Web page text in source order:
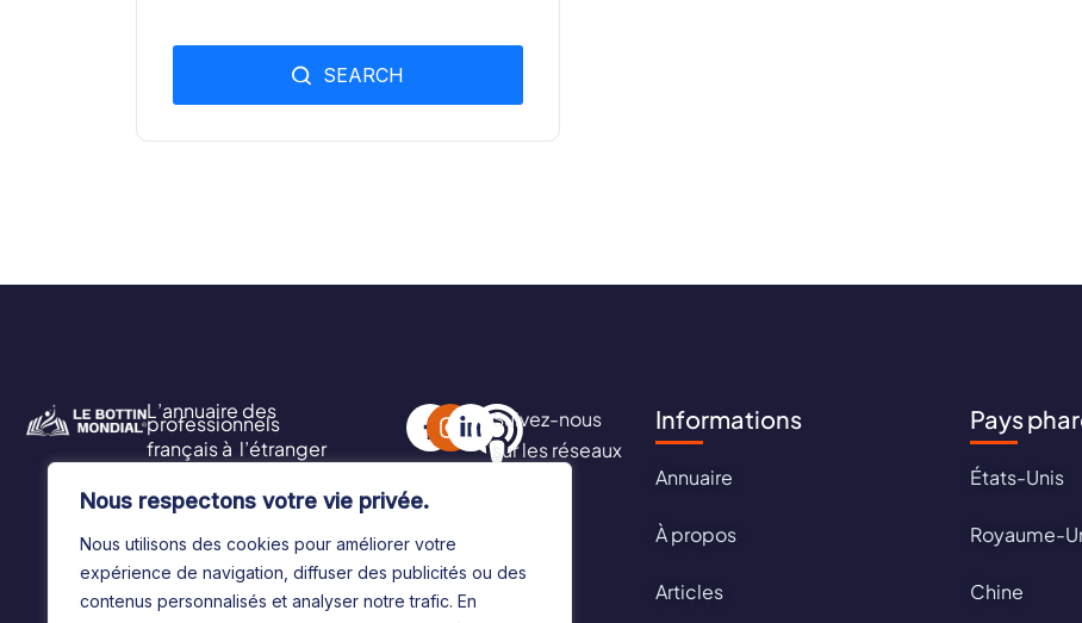
Nous respectons votre vie privée.
Nous utilisons des cookies pour améliorer votre
expérience de navigation, diffuser des publicités ou des
contenus personnalisés et analyser notre trafic. En
SEARCH
L’annuaire des
professionnels
français à l’étranger
Suivez-nous
sur les réseaux
Informations
Annuaire
À propos
Articles
Pays
États-Unis
Royaume-
Chine